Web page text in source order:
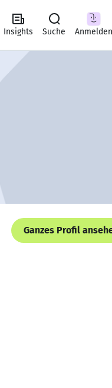
Insights Suche Anmelden
Ganzes Profil